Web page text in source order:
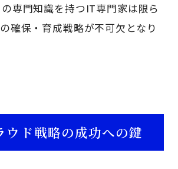
専門知識を持つIT専門家は限ら
確保・育成戦略が不可欠となり
ウド戦略の成功への鍵